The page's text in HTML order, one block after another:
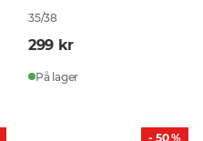
35/38
299 kr
På lager
- 50 %